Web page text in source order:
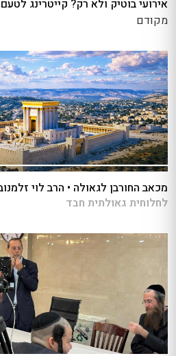
אירועי בוטיק ולא רק? קייטרינג
מקודם
מכאב החורבן לגאולה • הרב לוי
לחלוחית גאולתית חבד